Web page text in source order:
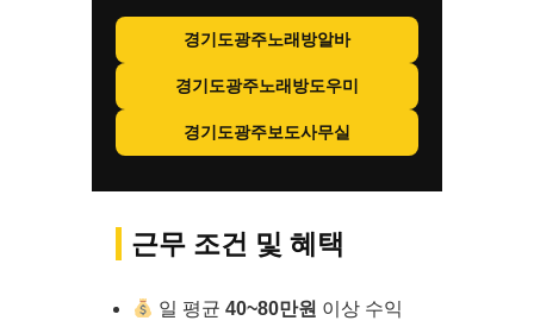
경기도광주노래방알바
경기도광주노래방도우미
경기도광주보도사무실
근무 조건 및 혜택
일 평균 40~80만원 이상 수익